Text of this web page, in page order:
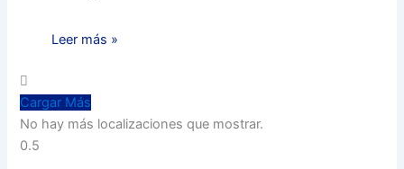
Leer más »
Cargar Más
No hay más localizaciones que mostrar.